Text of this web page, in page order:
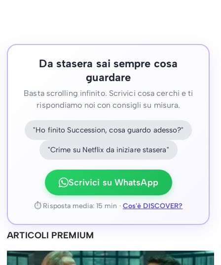
Da stasera sai sempre cosa
guardare
Basta scrolling infinito. Scrivici cosa cerchi e ti
rispondiamo noi con consigli su misura.
"Ho finito Succession, cosa guardo adesso?"
"Crime su Netflix da iniziare stasera"
Scrivici su WhatsApp
⏱ Risposta media: 15 min · Cos'è DISCOVER?
ARTICOLI PREMIUM